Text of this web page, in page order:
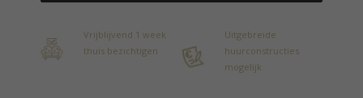
Vrijblijvend 1 week
thuis bezichtigen
Uitgebreide
huurconstructies
mogelijk